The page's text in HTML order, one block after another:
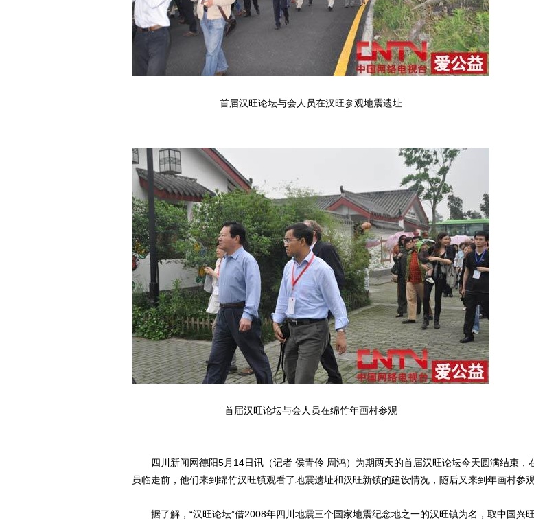
首届汉旺论坛与会人员在汉旺参观地震遗址
首届汉旺论坛与会人员在绵竹年画村参观
四川新闻网德阳5月14日讯（记者 侯青伶 周鸿）为期两天的首届汉旺论坛今天圆满结束，
员临走前，他们来到绵竹汉旺镇观看了地震遗址和汉旺新镇的建设情况，随后又来到年画村参观
据了解，“汉旺论坛”借2008年四川地震三个国家地震纪念地之一的汉旺镇为名，取中国兴旺